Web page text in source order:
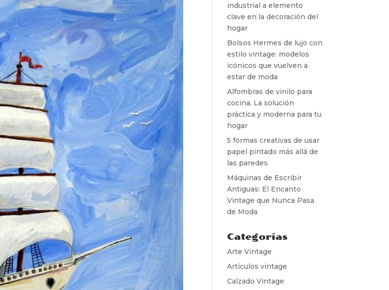
industrial a elemento
clave en la decoración del
hogar
Bolsos Hermes de lujo con
estilo vintage: modelos
icónicos que vuelven a
estar de moda
Alfombras de vinilo para
cocina. La solución
práctica y moderna para tu
hogar
5 formas creativas de usar
papel pintado más allá de
las paredes
Máquinas de Escribir
Antiguas: El Encanto
Vintage que Nunca Pasa
de Moda
Categorías
Arte Vintage
Artículos vintage
Calzado Vintage